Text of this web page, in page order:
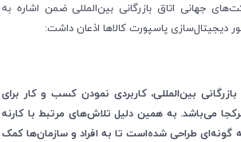
های جهانی اتاق بازرگانی بینالمللی ضمن اشاره به
سازی پاسپورت کالاها اذعان داشت:
بین‌المللی، کاربردی نمودن کسب و کار برای
می‌باشد. به همین دلیل تلاش‌های مرتبط با کارنه
طراحی شده‌است تا به افراد و سازمان‌ها کمک